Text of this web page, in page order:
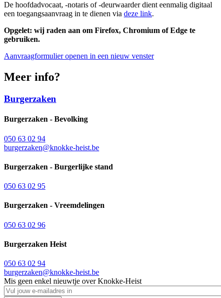
De hoofdadvocaat, -notaris of -deurwaarder dient eenmalig digitaal
een toegangsaanvraag in te dienen via deze link.
Opgelet: wij raden aan om Firefox, Chromium of Edge te
gebruiken.
Aanvraagformulier openen in een nieuw venster
Meer info?
Burgerzaken
Burgerzaken - Bevolking
050 63 02 94
burgerzaken@knokke-heist.be
Burgerzaken - Burgerlijke stand
050 63 02 95
Burgerzaken - Vreemdelingen
050 63 02 96
Burgerzaken Heist
050 63 02 94
burgerzaken@knokke-heist.be
Mis geen enkel nieuwtje over Knokke-Heist